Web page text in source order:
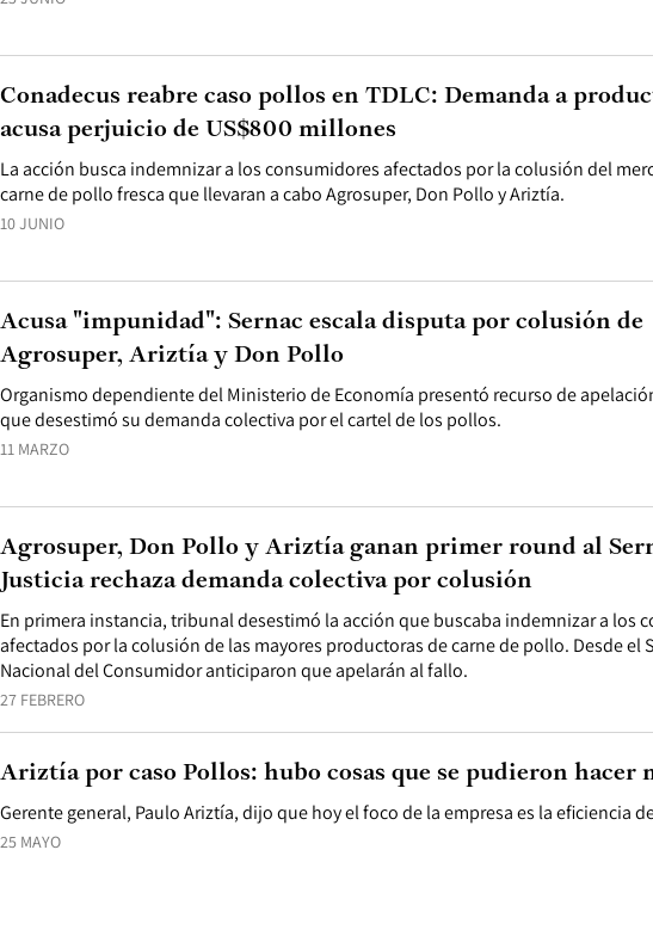
10 JUNIO
La acción busca indemnizar a los consumidores afectados por la colusión del
carne de pollo fresca que llevaran a cabo Agrosuper, Don Pollo y Ariztía.
Conadecus reabre caso pollos en TDLC: Demanda a
acusa perjuicio de US$800 millones
11 MARZO
Organismo dependiente del Ministerio de Economía presentó recurso de
que desestimó su demanda colectiva por el cartel de los pollos.
Acusa "impunidad": Sernac escala disputa por colusión de
Agrosuper, Ariztía y Don Pollo
27 FEBRERO
En primera instancia, tribunal desestimó la acción que buscaba indemnizar a los
afectados por la colusión de las mayores productoras de carne de pollo. Desde el
Nacional del Consumidor anticiparon que apelarán al fallo.
Agrosuper, Don Pollo y Ariztía ganan primer round al
Justicia rechaza demanda colectiva por colusión
25 MAYO
Gerente general, Paulo Ariztía, dijo que hoy el foco de la empresa es la eficiencia
Ariztía por caso Pollos: hubo cosas que se pudieron hacer